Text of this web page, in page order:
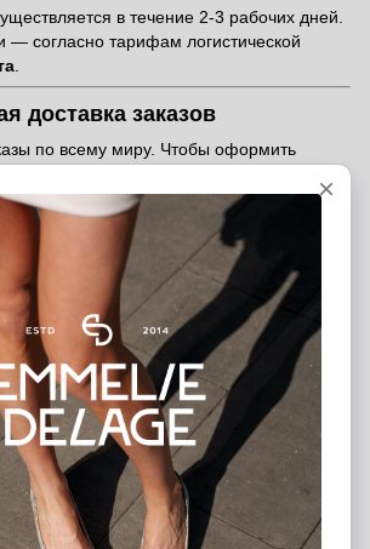
в течение 2-3 рабочих дней.
— согласно тарифам логистической
доставка заказов
по всему миру. Чтобы оформить
укажите, пожалуйста, в комментариях
Менеджер свяжется с вами и предоставит
о стоимости доставки и сроках.
удобных способов оплаты, чтобы
который подходит именно вам:
на сайте— быстро и безопасно
систему
(послеоплата)— оплата при
внесения предоплаты 200 грн
гарантией вашего заказа)
— вы можете перевести средства
счёт